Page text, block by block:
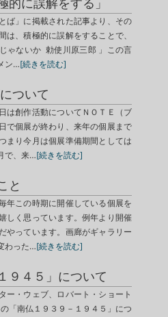
的に誤解をする」
ば」に掲載された記事より、その
は、積極的に誤解をすることで、
ゃないか 勅使川原三郎 」この言
ン…[続きを読む]
ついて
は創作活動についてＮＯＴＥ（ブ
で個展が終わり、来年の個展まで
まり今月は個展準備期間としては
で、来…[続きを読む]
と
年この時期に開催している個展を
しく思っています。例年より開催
やっています。画廊がギャラリー
わった…[続きを読む]
９４５」について
ー・ウェブ、ロバート・ショート
「南仏１９３９－１９４５」につ